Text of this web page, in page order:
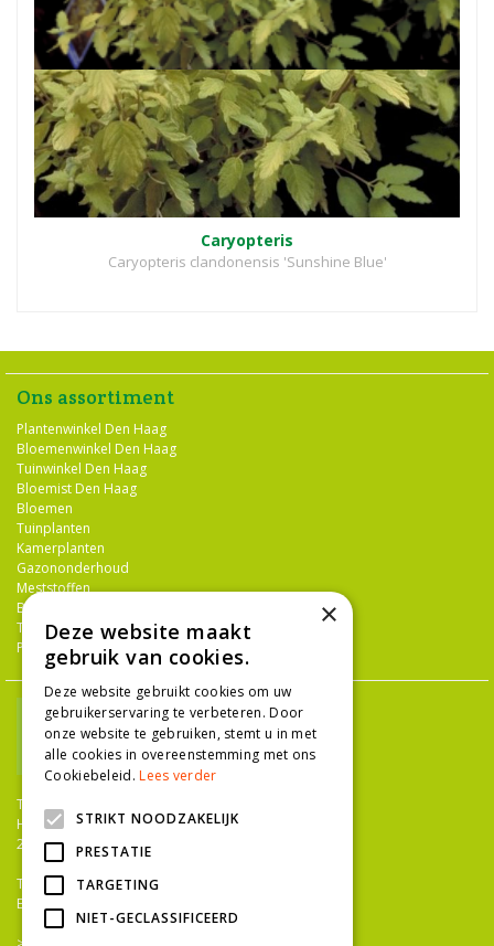
Caryopteris
Caryopteris clandonensis 'Sunshine Blue'
Ons assortiment
Plantenwinkel Den Haag
Bloemenwinkel Den Haag
Tuinwinkel Den Haag
Bloemist Den Haag
Bloemen
Tuinplanten
Kamerplanten
Gazononderhoud
Meststoffen
Bestrijdingsmiddelen
Tuingereedschap
Potterie
TUINCENTRUM NIEUW-HANENBURG
Hanenburglaan 266
2565 HC Den Haag
T.
070 36 052 92
E.
×
Deze website maakt
gebruik van cookies.
Deze website gebruikt cookies om uw
gebruikerservaring te verbeteren. Door
onze website te gebruiken, stemt u in met
alle cookies in overeenstemming met ons
Cookiebeleid.Lees verder
STRIKT NOODZAKELIJK
PRESTATIE
TARGETING
NIET-GECLASSIFICEERD